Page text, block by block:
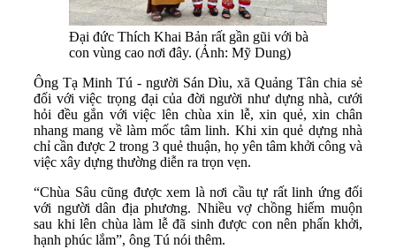
Đại đức Thích Khai Bản rất gần gũi với bà
con vùng cao nơi đây. (Ảnh: Mỹ Dung)
Ông Tạ Minh Tú - người Sán Dìu, xã Quảng Tân chia sẻ
đối với việc trọng đại của đời người như dựng nhà, cưới
hỏi đều gắn với việc lên chùa xin lễ, xin quẻ, xin chân
nhang mang về làm mốc tâm linh. Khi xin quẻ dựng nhà
chỉ cần được 2 trong 3 quẻ thuận, họ yên tâm khởi công và
việc xây dựng thường diễn ra trọn vẹn.
“Chùa Sâu cũng được xem là nơi cầu tự rất linh ứng đối
với người dân địa phương. Nhiều vợ chồng hiếm muộn
sau khi lên chùa làm lễ đã sinh được con nên phấn khởi,
hạnh phúc lắm”, ông Tú nói thêm.